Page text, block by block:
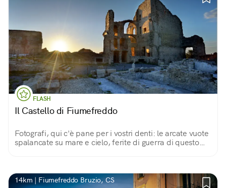
FLASH
Il Castello di Fiumefreddo
Fotografi, qui c'è pane per i vostri denti: le arcate vuote
spalancate su mare e cielo, ferite di guerra di questo
14km | Fiumefreddo Bruzio, CS